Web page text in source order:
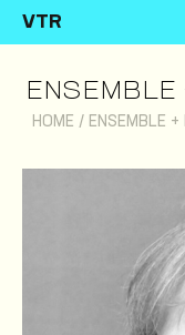
VTR
ENSEMBLE
HOME / ENSEMBLE +